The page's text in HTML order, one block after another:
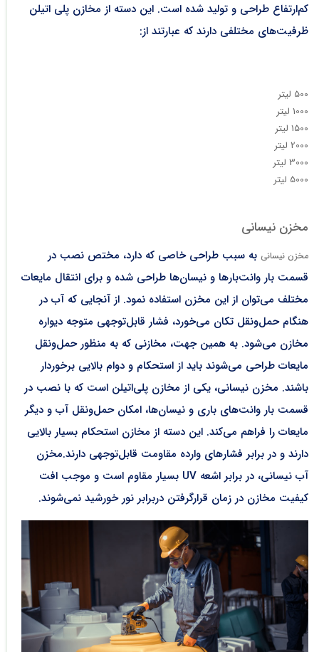
کم‌ارتفاع طراحی و تولید شده است. این دسته از مخازن پلی اتیلن
ظرفیت‌های مختلفی دارند که عبارتند از:
500 لیتر
1000 لیتر
1500 لیتر
2000 لیتر
3000 لیتر
5000 لیتر
مخزن نیسانی
مخزن نیسانی به سبب طراحی خاصی که دارد، مختص نصب در
قسمت بار وانت‌بارها و نیسان‌ها طراحی شده و برای انتقال مایعات
مختلف می‌‌توان از این مخزن استفاده نمود. از آنجایی که آب در
هنگام حمل‌ونقل تکان می‌خورد، فشار قابل‌توجهی متوجه دیواره
مخازن می‌شود. به همین جهت، مخازنی که به منظور حمل‌ونقل
مایعات طراحی می‌شوند باید از استحکام و دوام بالایی برخوردار
باشند. مخزن نیسانی، یکی از مخازن پلی‌اتیلن است که با نصب در
قسمت بار وانت‌های باری و نیسان‌ها، امکان حمل‌ونقل آب و دیگر
مایعات را فراهم می‌کند. این دسته از مخازن استحکام بسیار بالایی
دارند و در برابر فشارهای وارده مقاومت قابل‌توجهی دارند.مخزن
آب نیسانی، در برابر اشعه UV بسیار مقاوم است و موجب افت
کیفیت مخازن در زمان قرارگرفتن دربرابر نور خورشید نمی‌شوند.